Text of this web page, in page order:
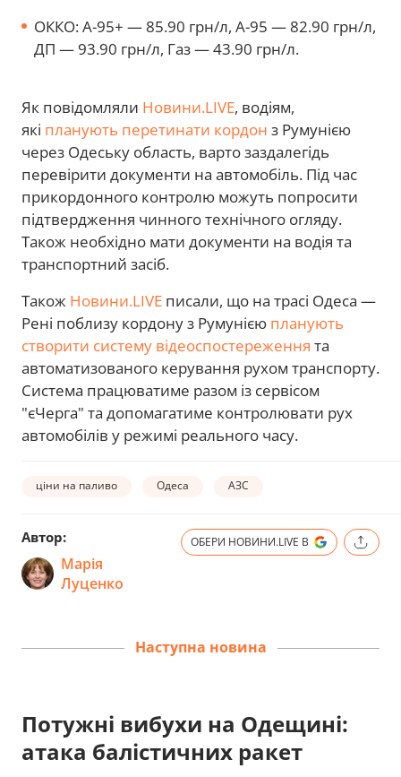
ОККО: А-95+ — 85.90 грн/л, А-95 — 82.90 грн/л,
ДП — 93.90 грн/л, Газ — 43.90 грн/л.
Як повідомляли Новини.LIVE, водіям,
які планують перетинати кордон з Румунією
через Одеську область, варто заздалегідь
перевірити документи на автомобіль. Під час
прикордонного контролю можуть попросити
підтвердження чинного технічного огляду.
Також необхідно мати документи на водія та
транспортний засіб.
Також Новини.LIVE писали, що на трасі Одеса —
Рені поблизу кордону з Румунією планують
створити систему відеоспостереження та
автоматизованого керування рухом транспорту.
Система працюватиме разом із сервісом
"єЧерга" та допомагатиме контролювати рух
автомобілів у режимі реального часу.
ціни на паливо Одеса АЗС
Автор:
Марія
Луценко
ОБЕРИ НОВИНИ.LIVE В
Наступна новина
Потужні вибухи на Одещині:
атака балістичних ракет